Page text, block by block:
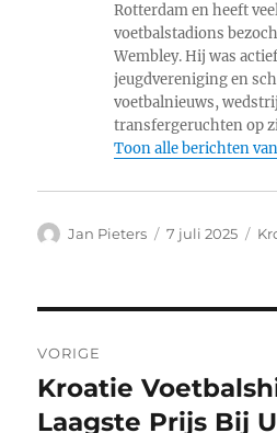
Rotterdam en heeft
voetbalstadions
Wembley. Hij was
jeugdvereniging en
voetbalnieuws,
transfergeruchten op
Toon alle berichten
Auteur
Jan Pieters
Geplaatst
7 juli 2025
navigatie
VORIGE
Vorig
bericht:
Kroatie
Laagste Prijs Bij